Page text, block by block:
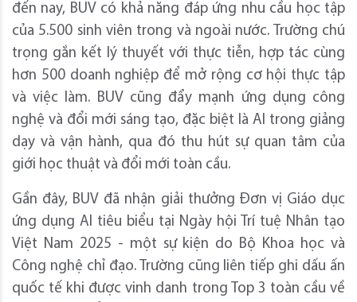
đến nay, BUV có khả năng đáp ứng nhu cầu học tập
của 5.500 sinh viên trong và ngoài nước. Trường chú
trọng gắn kết lý thuyết với thực tiễn, hợp tác cùng
hơn 500 doanh nghiệp để mở rộng cơ hội thực tập
và việc làm. BUV cũng đẩy mạnh ứng dụng công
nghệ và đổi mới sáng tạo, đặc biệt là AI trong giảng
dạy và vận hành, qua đó thu hút sự quan tâm của
giới học thuật và đổi mới toàn cầu.
Gần đây, BUV đã nhận giải thưởng Đơn vị Giáo dục
ứng dụng AI tiêu biểu tại Ngày hội Trí tuệ Nhân tạo
Việt Nam 2025 - một sự kiện do Bộ Khoa học và
Công nghệ chỉ đạo. Trường cũng liên tiếp ghi dấu ấn
quốc tế khi được vinh danh trong Top 3 toàn cầu về